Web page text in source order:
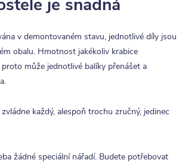
je snadná
v demontovaném stavu, jednotlivé díly jsou
obalu. Hmotnost jakékoliv krabice
může jednotlivé balíky přenášet a
každý, alespoň trochu zručný, jedinec
žádné speciální nářadí. Budete potřebovat